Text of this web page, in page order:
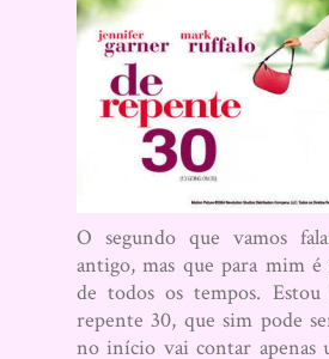
O segundo que vamos
antigo, mas que para mim
de todos os tempos.
repente 30, que sim pode
no início vai contar apenas